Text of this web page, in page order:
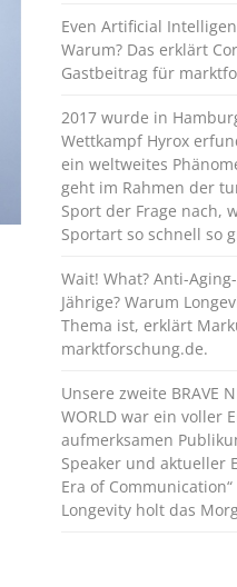
Even Artificial
Warum? Das erklärt
Gastbeitrag für
2017 wurde in
Wettkampf Hyrox
ein weltweites
geht im Rahmen der
Sport der Frage nach,
Sportart so schnell so
Wait! What? Anti-
Jährige? Warum
Thema ist, erklärt
marktforschung.de.
Unsere zweite BRAVE
WORLD war ein voller
aufmerksamen
Speaker und aktueller
Era of
Longevity holt das